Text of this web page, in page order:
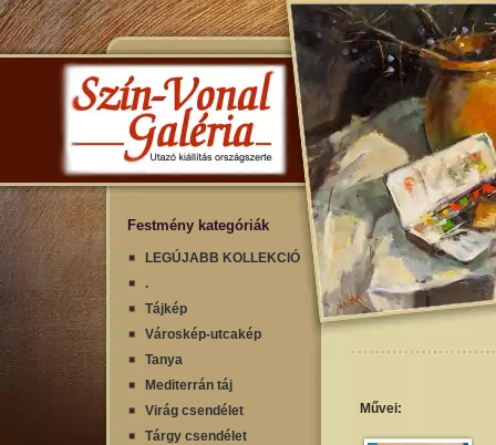
Festmény kategóriák
LEGÚJABB KOLLEKCIÓ
.
Tájkép
Városkép-utcakép
Tanya
Mediterrán táj
Virág csendélet
Tárgy csendélet
Művei: